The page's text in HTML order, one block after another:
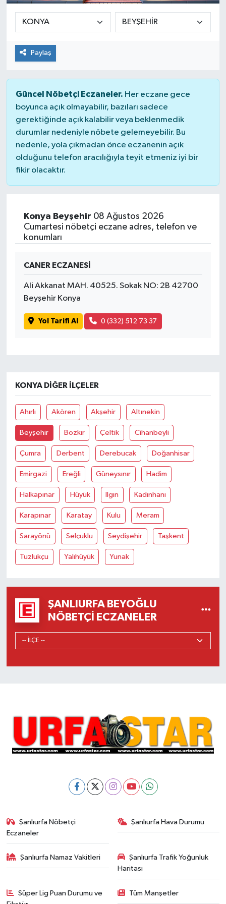
Paylaş
Güncel Nöbetçi Eczaneler. Her eczane gece
boyunca açık olmayabilir, bazıları sadece
gerektiğinde açık kalabilir veya beklenmedik
durumlar nedeniyle nöbete gelemeyebilir. Bu
nedenle, yola çıkmadan önce eczanenin açık
olduğunu telefon aracılığıyla teyit etmeniz iyi bir
fikir olacaktır.
Konya Beyşehir 08 Ağustos 2026
Cumartesi nöbetçi eczane adres, telefon ve
konumları
CANER ECZANESİ
Ali Akkanat MAH. 40525. Sokak NO: 2B 42700
Beyşehir Konya
Yol Tarifi Al 0 (332) 512 73 37
KONYA DIĞER İLÇELER
Ahırlı Akören Akşehir Altınekin
Beyşehir Bozkır Çeltik Cihanbeyli
Çumra Derbent Derebucak Doğanhisar
Emirgazi Ereğli Güneysınır Hadim
Halkapınar Hüyük Ilgın Kadınhanı
Karapınar Karatay Kulu Meram
Sarayönü Selçuklu Seydişehir Taşkent
Tuzlukçu Yalıhüyük Yunak
ŞANLIURFA BEYOĞLU
NÖBETÇI ECZANELER
Şanlıurfa Nöbetçi
Eczaneler
Şanlıurfa Hava Durumu
Şanlıurfa Namaz Vakitleri
Şanlıurfa Trafik Yoğunluk
Haritası
Süper Lig Puan Durumu ve
Tüm Manşetler